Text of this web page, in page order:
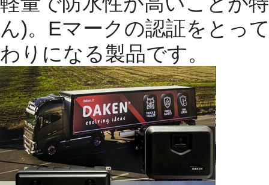
ん)。 Eマークの認証をとっ
わりになる製品です。